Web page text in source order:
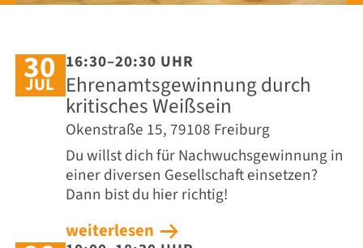
30
JUL
16:30–20:30 UHR
Ehrenamtsgewinnung durch
kritisches Weißsein
Okenstraße 15, 79108 Freiburg
Du willst dich für Nachwuchs­gewinnung in
einer diversen Gesellschaft einsetzen?
Dann bist du hier richtig!
weiterlesen